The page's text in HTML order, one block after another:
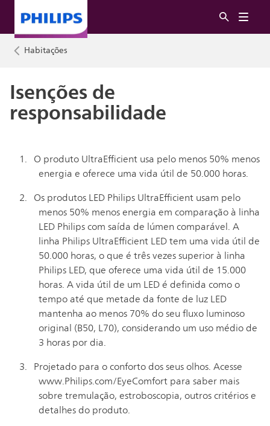
Habitações
Isenções de
responsabilidade
O produto UltraEfficient usa pelo menos 50% menos
energia e oferece uma vida útil de 50.000 horas.
Os produtos LED Philips UltraEfficient usam pelo
menos 50% menos energia em comparação à linha
LED Philips com saída de lúmen comparável. A
linha Philips UltraEfficient LED tem uma vida útil de
50.000 horas, o que é três vezes superior à linha
Philips LED, que oferece uma vida útil de 15.000
horas. A vida útil de um LED é definida como o
tempo até que metade da fonte de luz LED
mantenha ao menos 70% do seu fluxo luminoso
original (B50, L70), considerando um uso médio de
3 horas por dia.
Projetado para o conforto dos seus olhos. Acesse
www.Philips.com/EyeComfort para saber mais
sobre tremulação, estroboscopia, outros critérios e
detalhes do produto.